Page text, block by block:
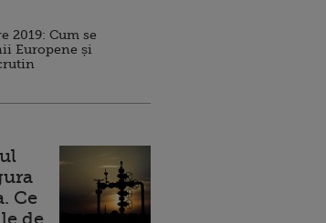
2019: Cum se
Europene și
Ce